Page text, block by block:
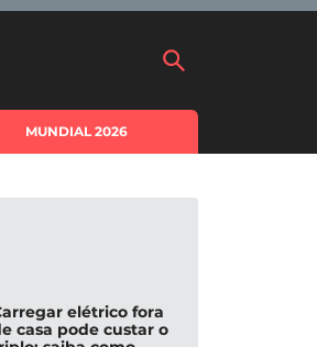
MUNDIAL 2026
elétrico fora
casa pode custar o